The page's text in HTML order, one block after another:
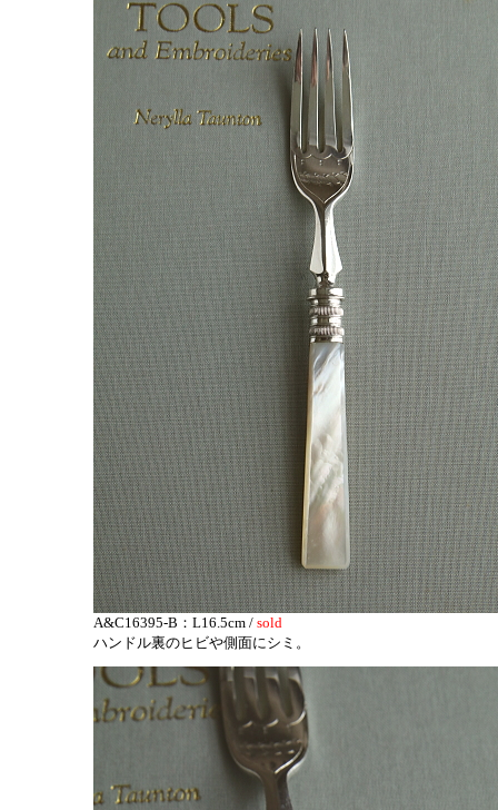
A&C16395-B：L16.5cm / sold
ハンドル裏のヒビや側面にシミ。